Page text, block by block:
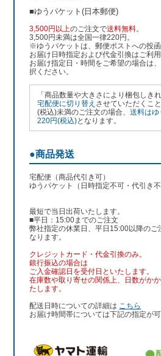
■ゆうパケット(日本郵便)
3,500円以上のご注文で送料無料。
3,500円未満は全国一律220円。
※ゆうパケットは、郵便ポストへの投函
お届け日時指定および代金引換はご利用
お届け指定日・時間をご希望の場合は
択ください。
「商品数量や大きさにより梱包しき
宅配便に切り替え させていただくこ
(税込)未満のご注文の場合、送料は
220円(税込)となります。
●商品発送
宅配便（商品代引き可）
ゆうパケット（日時指定不可・代引き不
最短で当日出荷いたします。
■平日：15:00までのご注文
弊社指定の休業日、平日15:00以降のご
なります。
クレジットカード・代金引換のみ。
銀行振込の場合は
ご入金確認日を受付日といたします。
在庫数や取り寄せの関係上、日数がか
たします。
配送日時についての詳細は こちら
お届け時間帯については下記の指定が可